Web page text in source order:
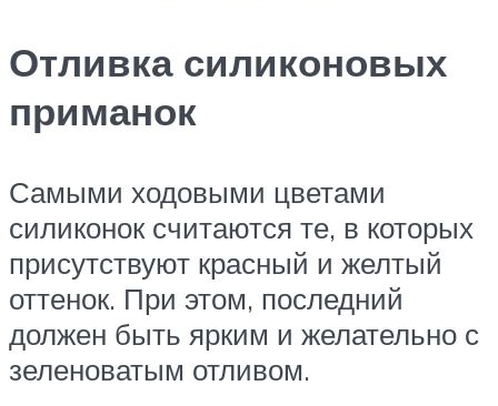
Отливка силиконовых
приманок
Самыми ходовыми цветами
силиконок считаются те, в которых
присутствуют красный и желтый
оттенок. При этом, последний
должен быть ярким и желательно с
зеленоватым отливом.